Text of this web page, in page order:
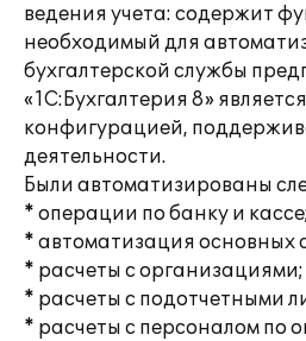
ведения учета: содержит
необходимый для
бухгалтерской службы
«1С:Бухгалтерия 8»
конфигурацией,
деятельности.
Были автоматизированы
* операции по банку и
* автоматизация основных
* расчеты с организациями;
* расчеты с подотчетными
* расчеты с персоналом по